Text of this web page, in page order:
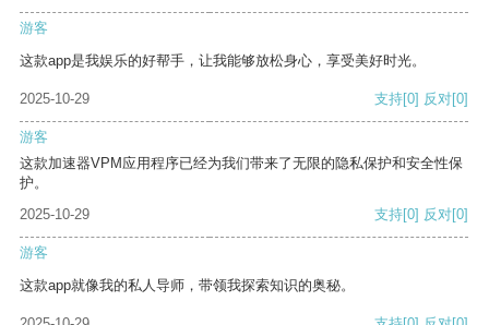
游客
这款app是我娱乐的好帮手，让我能够放松身心，享受美好时光。
2025-10-29 支持[0] 反对[0]
游客
这款加速器VPM应用程序已经为我们带来了无限的隐私保护和安全性保
护。
2025-10-29
支持[0] 反对[0]
游客
这款app就像我的私人导师，带领我探索知识的奥秘。